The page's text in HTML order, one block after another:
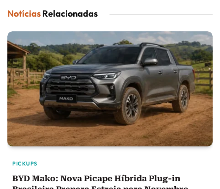
NotíciasRelacionadas
PICKUPS
BYD Mako: Nova Picape Híbrida Plug-in